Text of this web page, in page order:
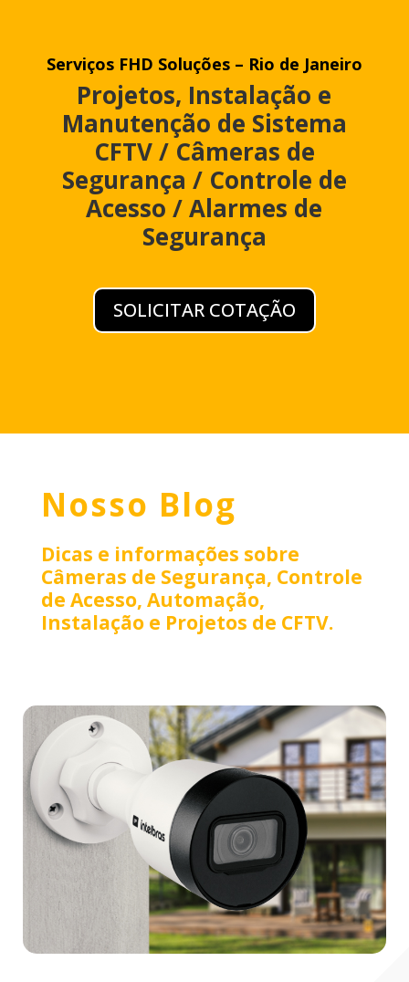
Serviços FHD Soluções – Rio de Janeiro
Projetos, Instalação e
Manutenção de Sistema
CFTV / Câmeras de
Segurança / Controle de
Acesso / Alarmes de
Segurança
SOLICITAR COTAÇÃO
Nosso Blog
Dicas e informações sobre
Câmeras de Segurança, Controle
de Acesso, Automação,
Instalação e Projetos de CFTV.